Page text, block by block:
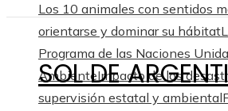
Los 10 animales con sentidos
orientarse y dominar su hábitat
Programa de las Naciones
AmbienteImpacto de los
supervisión estatal y ambiental
SOL DE